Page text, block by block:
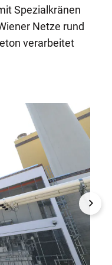
Spezialkränen
Netze rund
verarbeitet